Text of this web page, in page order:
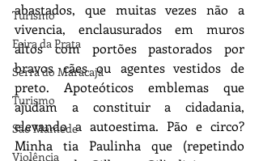
Turismo
Feira da Prata
Serra do Maracajá
Turismo
São Mamede
Violência
abastados, que muitas vezes não a
vivencia, enclausurados em muros
altos com portões pastorados por
bravos cães ou agentes vestidos de
preto. Apoteóticos emblemas que
ajudam a constituir a cidadania,
elevando a autoestima. Pão e circo?
Minha tia Paulinha que (repetindo